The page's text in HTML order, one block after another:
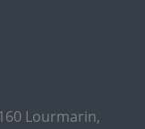
Lourmarin,